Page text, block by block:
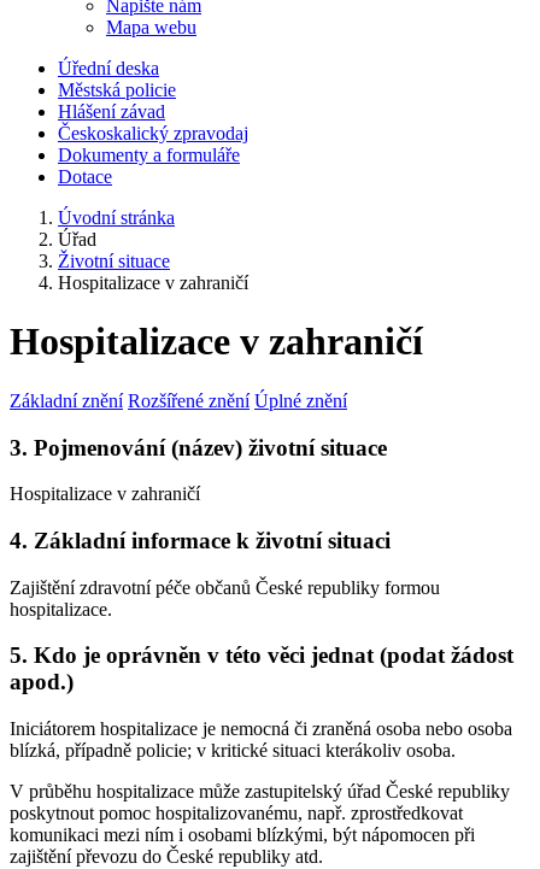
Napište nám
Mapa webu
Úřední deska
Městská policie
Hlášení závad
Českoskalický zpravodaj
Dokumenty a formuláře
Dotace
Úvodní stránka
Úřad
Životní situace
Hospitalizace v zahraničí
Hospitalizace v zahraničí
Základní znění Rozšířené znění Úplné znění
3. Pojmenování (název) životní situace
Hospitalizace v zahraničí
4. Základní informace k životní situaci
Zajištění zdravotní péče občanů České republiky formou
hospitalizace.
5. Kdo je oprávněn v této věci jednat (podat žádost
apod.)
Iniciátorem hospitalizace je nemocná či zraněná osoba nebo osoba
blízká, případně policie; v kritické situaci kterákoliv osoba.
V průběhu hospitalizace může zastupitelský úřad České republiky
poskytnout pomoc hospitalizovanému, např. zprostředkovat
komunikaci mezi ním i osobami blízkými, být nápomocen při
zajištění převozu do České republiky atd.